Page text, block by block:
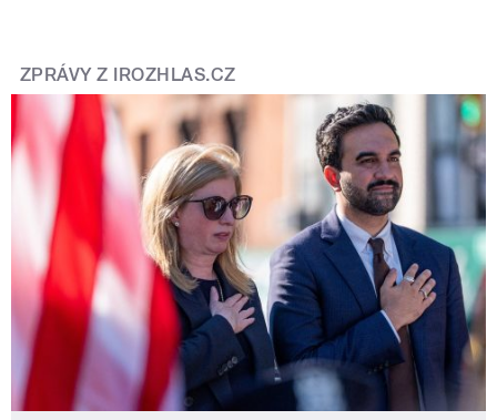
ZPRÁVY Z IROZHLAS.CZ